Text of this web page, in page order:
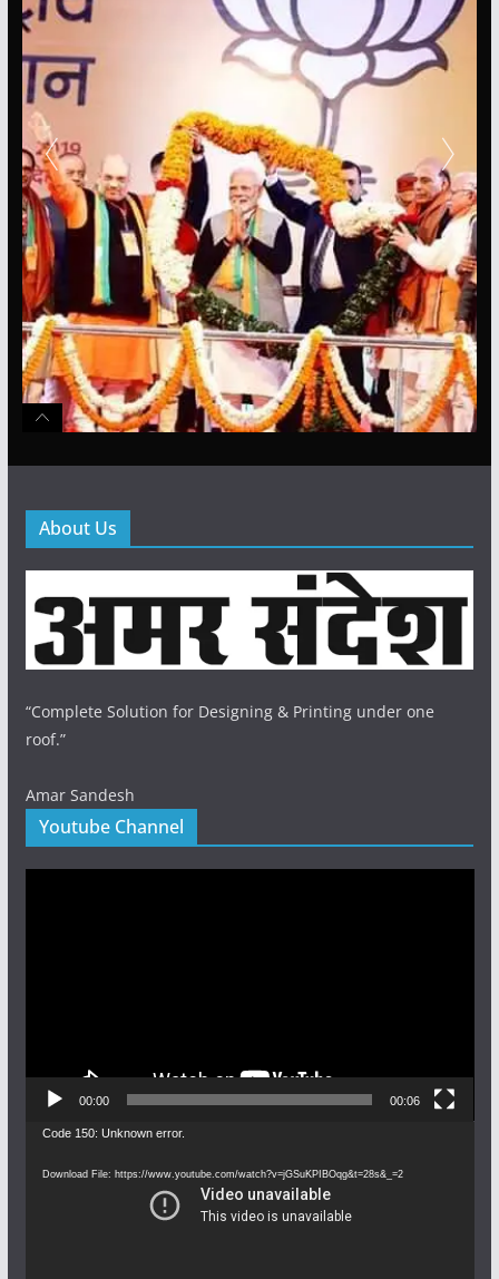
About Us
“Complete Solution for Designing & Printing under one
roof.”
Amar Sandesh
Youtube Channel
00:00 00:06
Video
Code 150: Unknown error.
Download File: https://www.youtube.com/watch?v=jGSuKPIBOqg&t=28s&_=2